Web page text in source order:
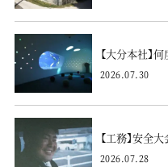
2026.07.30
【大分本社】
2026.07.28
【工務】安全大